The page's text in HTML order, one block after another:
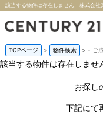
該当する物件は存在しません｜株式会社
TOPページ > 物件検索 > - ご
該当する物件は存在しませ
お探し
下記にて